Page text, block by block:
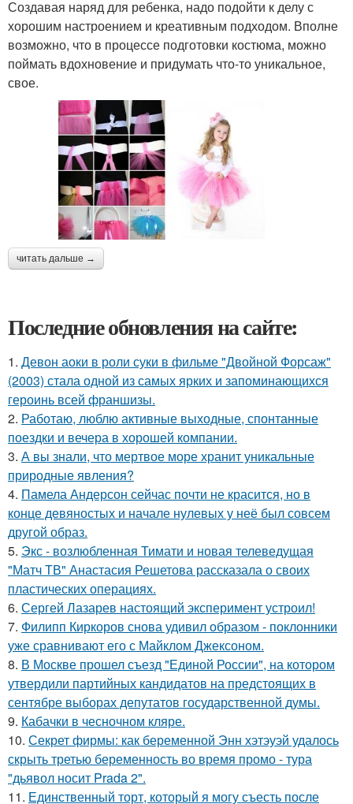
Создавая наряд для ребенка, надо подойти к делу с
хорошим настроением и креативным подходом. Вполне
возможно, что в процессе подготовки костюма, можно
поймать вдохновение и придумать что-то уникальное,
свое.
читать дальше →
Последние обновления на сайте:
1. Девон аоки в роли суки в фильме "Двойной Форсаж"
(2003) стала одной из самых ярких и запоминающихся
героинь всей франшизы.
2. Работаю, люблю активные выходные, спонтанные
поездки и вечера в хорошей компании.
3. А вы знали, что мертвое море хранит уникальные
природные явления?
4. Памела Андерсон сейчас почти не красится, но в
конце девяностых и начале нулевых у неё был совсем
другой образ.
5. Экс - возлюбленная Тимати и новая телеведущая
"Матч ТВ" Анастасия Решетова рассказала о своих
пластических операциях.
6. Сергей Лазарев настоящий эксперимент устроил!
7. Филипп Киркоров снова удивил образом - поклонники
уже сравнивают его с Майклом Джексоном.
8. В Москве прошел съезд "Единой России", на котором
утвердили партийных кандидатов на предстоящих в
сентябре выборах депутатов государственной думы.
9. Кабачки в чесночном кляре.
10. Секрет фирмы: как беременной Энн хэтэуэй удалось
скрыть третью беременность во время промо - тура
"дьявол носит Prada 2".
11. Единственный торт, который я могу съесть после